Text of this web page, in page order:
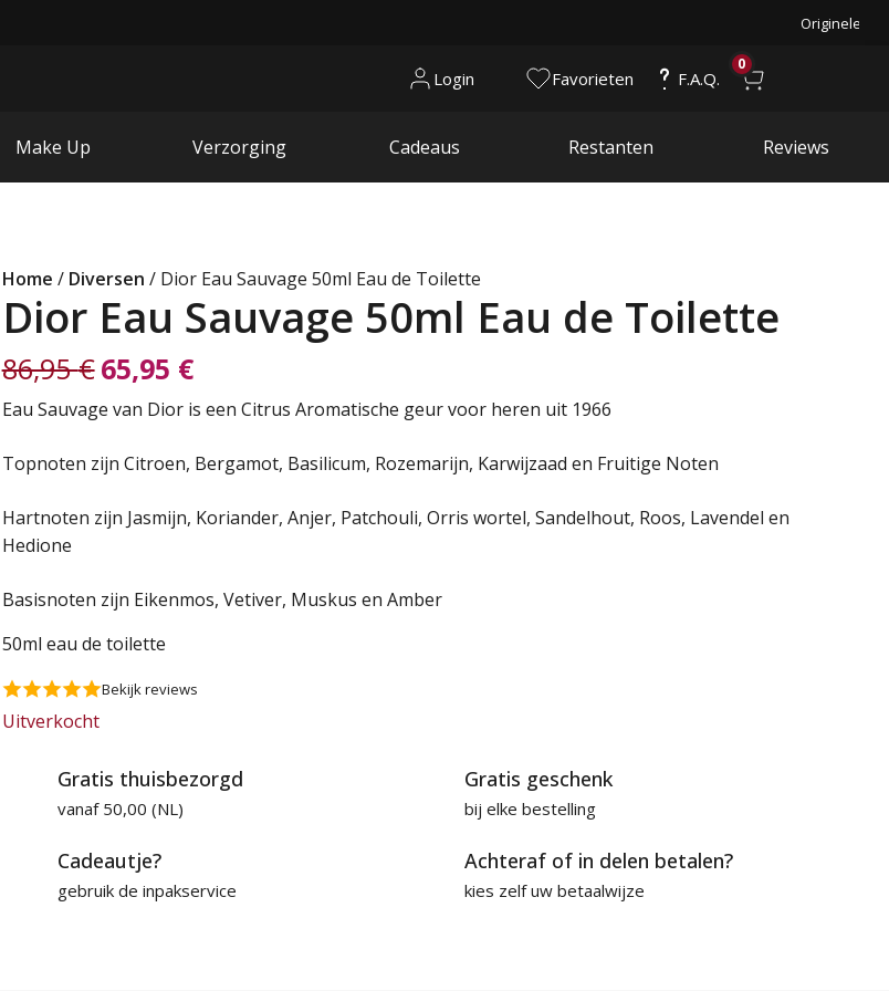
Originele
Login Favorieten F.A.Q.
0
Make Up Verzorging Cadeaus Restanten Reviews
Home / Diversen / Dior Eau Sauvage 50ml Eau de Toilette
Dior Eau Sauvage 50ml Eau de Toilette
86,95€
Oorspronkelijke
prijs
was:
86,95 €.
65,95 €
Huidige
prijs
is:
65,95 €.
Eau Sauvage van Dior is een Citrus Aromatische geur voor heren uit 1966
Topnoten zijn Citroen, Bergamot, Basilicum, Rozemarijn, Karwijzaad en Fruitige Noten
Hartnoten zijn Jasmijn, Koriander, Anjer, Patchouli, Orris wortel, Sandelhout, Roos, Lavendel en
Hedione
Basisnoten zijn Eikenmos, Vetiver, Muskus en Amber
50ml eau de toilette
Bekijk reviews
Uitverkocht
Gratis thuisbezorgd
vanaf 50,00 (NL)
Gratis geschenk
bij elke bestelling
Cadeautje?
gebruik de inpakservice
Achteraf of in delen betalen?
kies zelf uw betaalwijze